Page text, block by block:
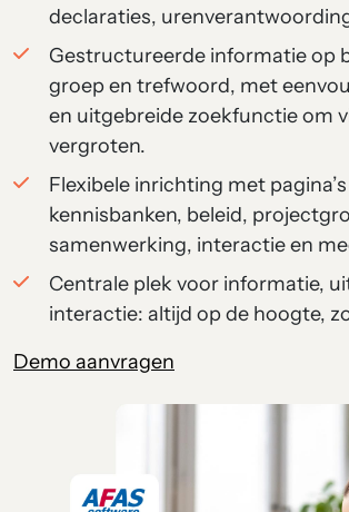
declaraties,
Gestructureerde informatie op
groep en trefwoord, met
en uitgebreide zoekfunctie om
vergroten.
Flexibele inrichting met
kennisbanken, beleid,
samenwerking, interactie en
Centrale plek voor informatie,
interactie: altijd op de hoogte,
Demo aanvragen